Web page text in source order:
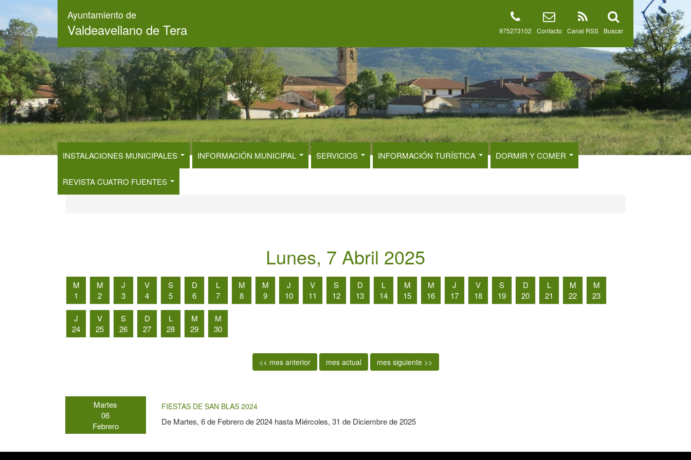
contenido
principal
Ayuntamiento de
Valdeavellano de Tera Buscar
Canal RSS
Contacto
975273102
INSTALACIONES MUNICIPALES INFORMACIÓN MUNICIPAL SERVICIOS INFORMACIÓN TURÍSTICA DORMIR Y COMER
REVISTA CUATRO FUENTES
Lunes, 7 Abril 2025
M
1
M
2
J
3
V
4
S
5
D
6
L
7
M
8
M
9
J
10
V
11
S
12
D
13
L
14
M
15
M
16
J
17
V
18
S
19
D
20
L
21
M
22
M
23
J
24
V
25
S
26
D
27
L
28
M
29
M
30
<< mes anterior mes actual mes siguiente >>
Martes
06
Febrero
FIESTAS DE SAN BLAS 2024
De Martes, 6 de Febrero de 2024hasta Miércoles, 31 de Diciembre de 2025